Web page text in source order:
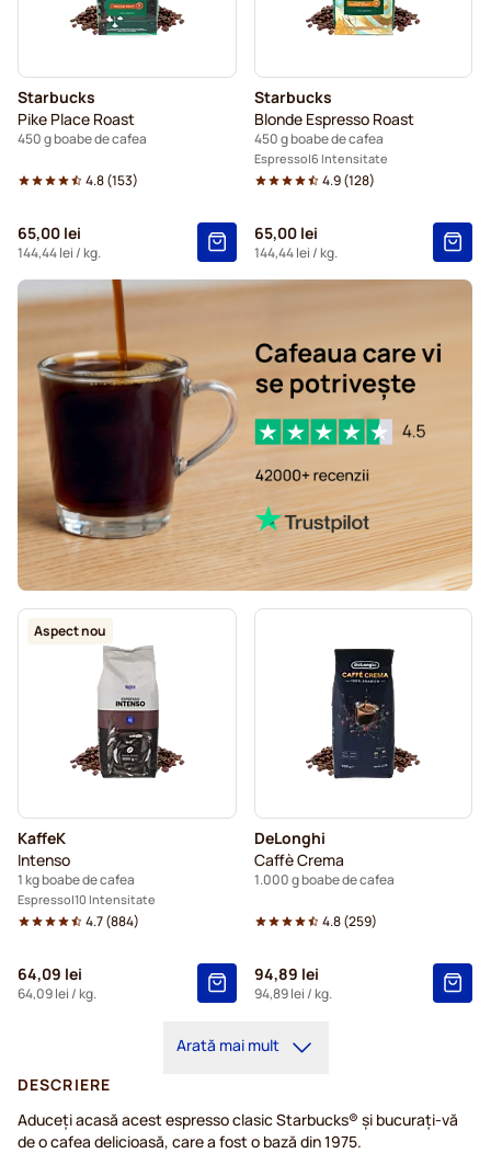
Boabe de cafea Boabe de cafea Kaffekapslen
Starbucks
Pike Place Roast
450 g boabe de cafea
4.8(153)
65,00 lei
144,44 lei / kg.
Starbucks
Blonde Espresso Roast
450 g boabe de cafea
Espresso 6 Intensitate
4.9(128)
65,00 lei
144,44 lei / kg.
Aspect nou
KaffeK
Intenso
1 kg boabe de cafea
Espresso 10 Intensitate
4.7(884)
64,09 lei
64,09 lei / kg.
DeLonghi
Caffè Crema
1.000 g boabe de cafea
4.8(259)
94,89 lei
94,89 lei / kg.
Arată mai mult
DESCRIERE
Aduceți acasă acest espresso clasic Starbucks® și bucurați-vă
de o cafea delicioasă, care a fost o bază din 1975.